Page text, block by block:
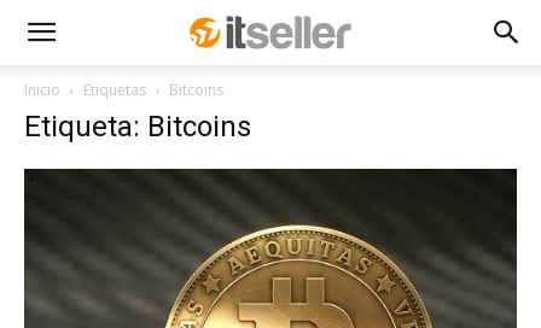
Inicio Etiquetas Bitcoins
Etiqueta: Bitcoins